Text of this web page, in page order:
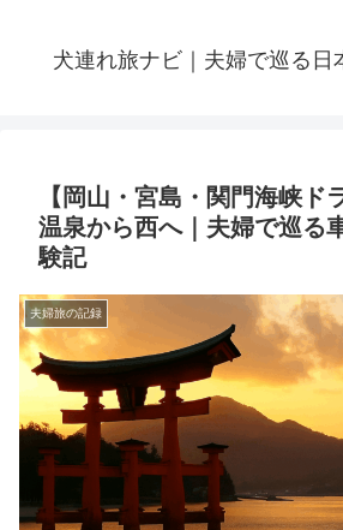
犬連れ旅ナビ｜夫婦で巡る日
【岡山・宮島・関門海峡ド
温泉から西へ｜夫婦で巡る
験記
夫婦旅の記録